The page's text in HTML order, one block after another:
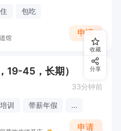
包吃
馆
申请
19-45，长期）
33分钟前
训 带薪年假 ...
申请
收藏
分享